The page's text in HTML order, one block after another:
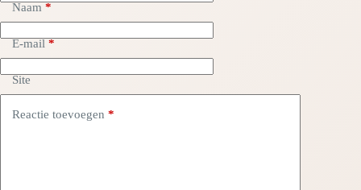
Naam *
E-mail *
Site
Reactie toevoegen *